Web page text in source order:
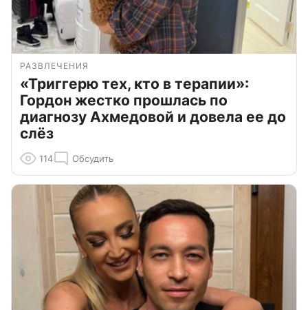
РАЗВЛЕЧЕНИЯ
«Триггерю тех, кто в терапии»:
Гордон жестко прошлась по
диагнозу Ахмедовой и довела ее до
слёз
114 Обсудить